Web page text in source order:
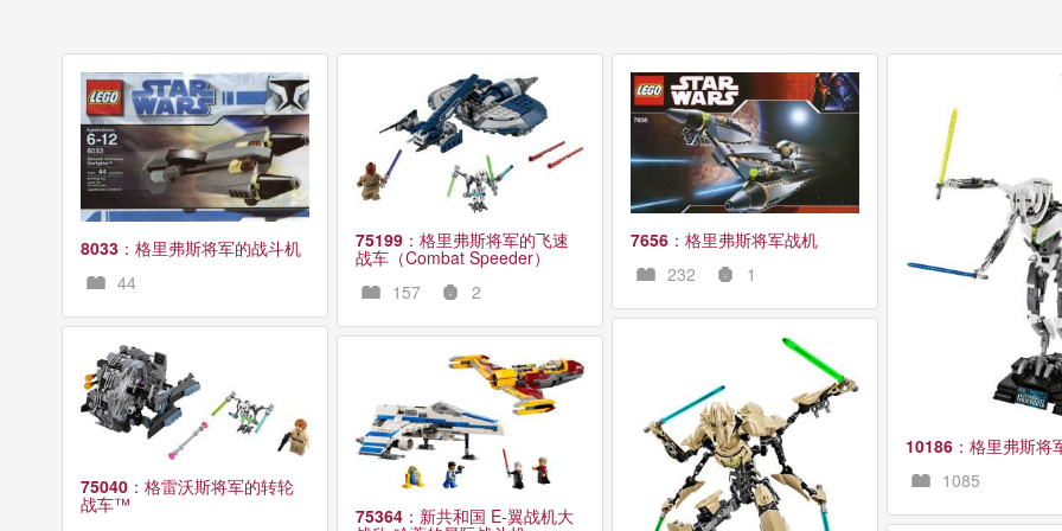
8033 ：格里弗斯将军的战斗机
44
75199 ：格里弗斯将军的飞速
战车（Combat Speeder）
157
2
7656 ：格里弗斯将军战机
232
1
10186 ：格里弗斯将
1085
75040 ：格雷沃斯将军的转轮
战车™
75364 ：新共和国 E-翼战机大